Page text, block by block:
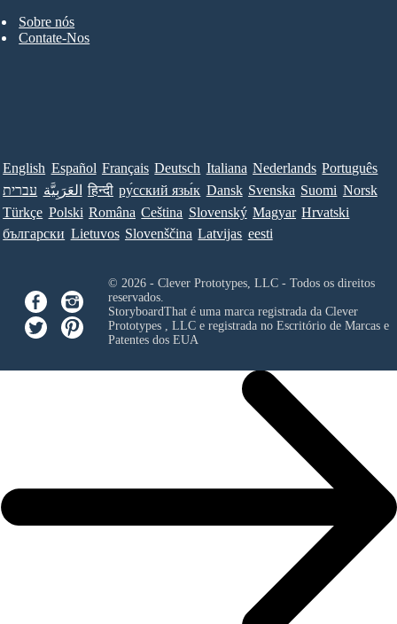
Sobre nós
Contate-Nos
English Español Français Deutsch Italiana Nederlands Português
עברית العَرَبِيَّة हिन्दी ру́сский язы́к Dansk Svenska Suomi Norsk
Türkçe Polski Româna Ceština Slovenský Magyar Hrvatski
български Lietuvos Slovenščina Latvijas eesti
© 2026 - Clever Prototypes, LLC - Todos os direitos
reservados.
StoryboardThat é uma marca registrada da Clever
Prototypes , LLCe registrada no Escritório de Marcas e
Patentes dos EUA